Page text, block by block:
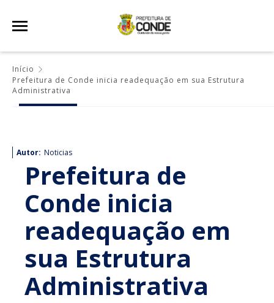
Início
Prefeitura de Conde inicia readequação em sua Estrutura
Administrativa
Autor: Noticias
Prefeitura de
Conde inicia
readequação em
sua Estrutura
Administrativa